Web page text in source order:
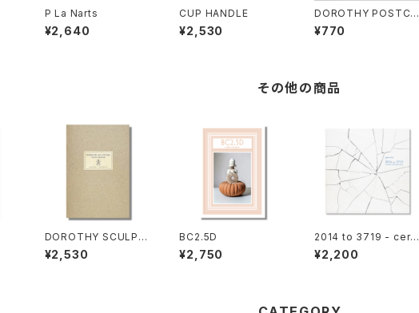
P La Narts
¥2,640
CUP HANDLE
¥2,530
DOROTHY POSTCA
RD set
¥770
その他の商品
DOROTHY SCULPT
URE / Takahiro Mura
hashi
¥2,530
BC2.5D
¥2,750
2014 to 3719 - cera
mic tile posterity -
¥2,200